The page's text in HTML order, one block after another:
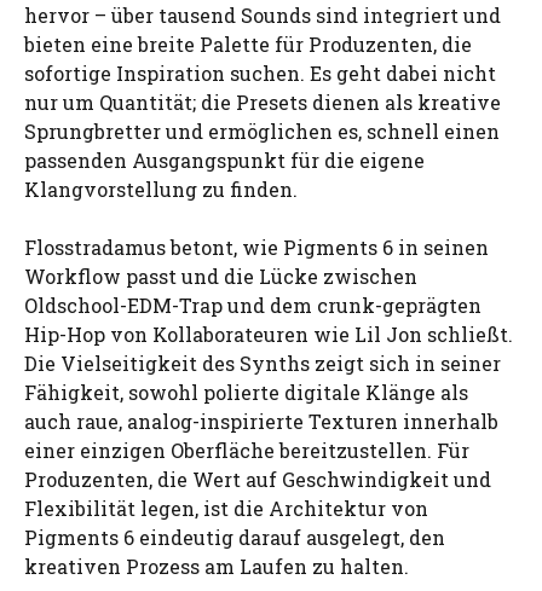
hervor – über tausend Sounds sind integriert und
bieten eine breite Palette für Produzenten, die
sofortige Inspiration suchen. Es geht dabei nicht
nur um Quantität; die Presets dienen als kreative
Sprungbretter und ermöglichen es, schnell einen
passenden Ausgangspunkt für die eigene
Klangvorstellung zu finden.
Flosstradamus betont, wie Pigments 6 in seinen
Workflow passt und die Lücke zwischen
Oldschool-EDM-Trap und dem crunk-geprägten
Hip-Hop von Kollaborateuren wie Lil Jon schließt.
Die Vielseitigkeit des Synths zeigt sich in seiner
Fähigkeit, sowohl polierte digitale Klänge als
auch raue, analog-inspirierte Texturen innerhalb
einer einzigen Oberfläche bereitzustellen. Für
Produzenten, die Wert auf Geschwindigkeit und
Flexibilität legen, ist die Architektur von
Pigments 6 eindeutig darauf ausgelegt, den
kreativen Prozess am Laufen zu halten.